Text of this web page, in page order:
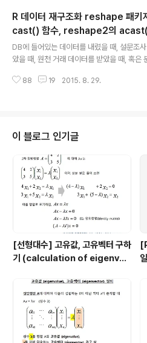
청소 기능을 넣고 싶다면 붓 모양 아이콘을
어야 겠지요. (1) 좌측 하단의 Console 창
ar, de..
R 데이터 재구조화 reshape 패
cast() 함수, reshape2의
() 함수, tidyverse의 spread()
DB에 들어있는 데이터를 내렸을 때, 설문조
았을 때, 원천 거래 데이터를 받았을 때, 혹은
이닝 분석이나 ggplot2 등의 그래프/시각화
lvot Table 생성하는 것이 제일 이해하기 쉬
같습니다. 세로로 길게 늘어서 있는 원 데이터
로로 틀을 잡아 주고, 가운데에는 value 값에
를 센다든지, 합계를 낸다든지, 평균을 구한다
수를 적용하는 것을 해보셨을 겁니다. 비유를
고블록으로 ..
88 19 2015. 8. 29.
이 블로그 인기글
[선형대수] 고유값, 고유벡터 구하
기 (calculation of eigenval